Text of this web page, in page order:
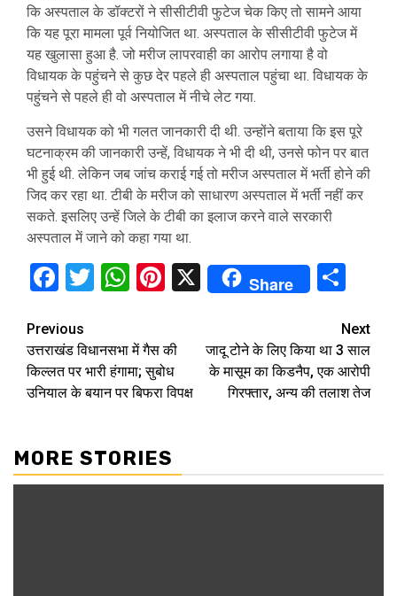
कि अस्पताल के डॉक्टरों ने सीसीटीवी फुटेज चेक किए तो सामने आया
कि यह पूरा मामला पूर्व नियोजित था. अस्पताल के सीसीटीवी फुटेज में
यह खुलासा हुआ है. जो मरीज लापरवाही का आरोप लगाया है वो
विधायक के पहुंचने से कुछ देर पहले ही अस्पताल पहुंचा था. विधायक के
पहुंचने से पहले ही वो अस्पताल में नीचे लेट गया.
उसने विधायक को भी गलत जानकारी दी थी. उन्होंने बताया कि इस पूरे
घटनाक्रम की जानकारी उन्हें, विधायक ने भी दी थी, उनसे फोन पर बात
भी हुई थी. लेकिन जब जांच कराई गई तो मरीज अस्पताल में भर्ती होने की
जिद कर रहा था. टीबी के मरीज को साधारण अस्पताल में भर्ती नहीं कर
सकते. इसलिए उन्हें जिले के टीबी का इलाज करने वाले सरकारी
अस्पताल में जाने को कहा गया था.
Facebook
Twitter
WhatsApp
Pinterest
X Share
Continue
Reading
Previous
उत्तराखंड विधानसभा में गैस की
किल्लत पर भारी हंगामा; सुबोध
उनियाल के बयान पर बिफरा विपक्ष
Next
जादू टोने के लिए किया था 3 साल
के मासूम का किडनैप, एक आरोपी
गिरफ्तार, अन्य की तलाश तेज
MORE STORIES